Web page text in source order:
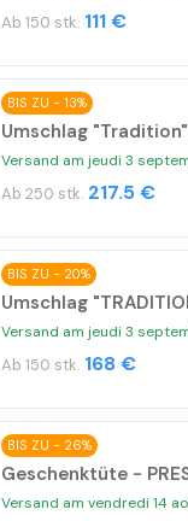
Ab 150 stk. 111 €
BIS ZU - 13%
Umschlag
Versand am jeudi 3
Ab 250 stk. 217.5 €
BIS ZU - 20%
Umschlag
Versand am jeudi 3
Ab 150 stk. 168 €
BIS ZU - 26%
Geschenktüte -
Versand am vendredi 14